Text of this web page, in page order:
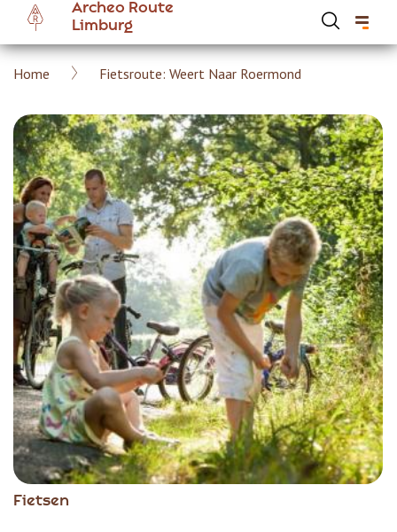
Overslaan
naar
gaan
Archeo Route
Limburg
Kruimelpad
Home Fietsroute: Weert Naar Roermond
Fietsen